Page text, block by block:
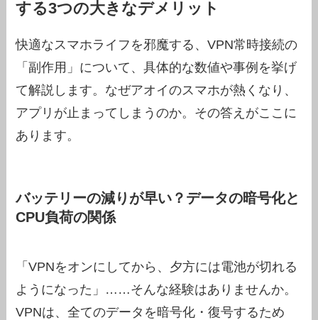
する3つの大きなデメリット
快適なスマホライフを邪魔する、VPN常時接続の
「副作用」について、具体的な数値や事例を挙げ
て解説します。なぜアオイのスマホが熱くなり、
アプリが止まってしまうのか。その答えがここに
あります。
バッテリーの減りが早い？データの暗号化と
CPU負荷の関係
「VPNをオンにしてから、夕方には電池が切れる
ようになった」……そんな経験はありませんか。
VPNは、全てのデータを暗号化・復号するため